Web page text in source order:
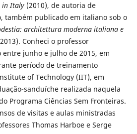
in Italy(2010), de autoria de
também publicado em italiano sob o
architettura moderna italiana e
Conheci o professor
junho e julho de 2015, em
período de treinamento
of Technology (IIT), em
sanduíche realizada naquela
Programa Ciências Sem Fronteiras.
de visitas e aulas ministradas
Thomas Harboe e Serge